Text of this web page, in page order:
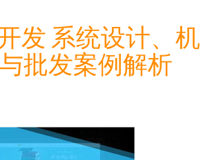
发 系统设计、机
批发案例解析